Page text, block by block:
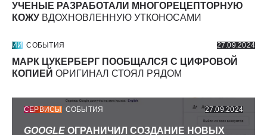
УЧЕНЫЕ РАЗРАБОТАЛИ МНОГОРЕЦЕПТОРНУЮ
КОЖУ ВДОХНОВЛЕННУЮ УТКОНОСАМИ
ИИ СОБЫТИЯ 27.09.2024
МАРК ЦУКЕРБЕРГ ПООБЩАЛСЯ С ЦИФРОВОЙ
КОПИЕЙ ОРИГИНАЛ СТОЯЛ РЯДОМ
СЕРВИСЫ СОБЫТИЯ 27.09.2024
GOOGLE ОГРАНИЧИЛ СОЗДАНИЕ НОВЫХ